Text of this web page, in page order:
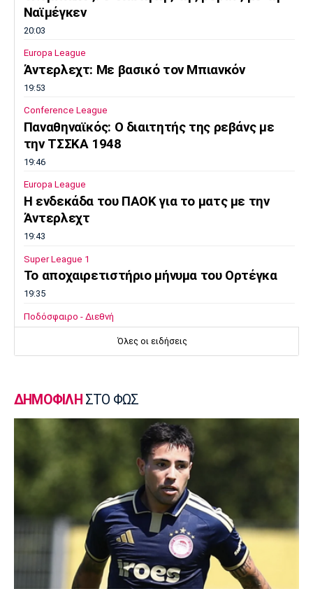
Ναϊμέγκεν
20:03
Europa League
Άντερλεχτ: Με βασικό τον Μπιανκόν
19:53
Conference League
Παναθηναϊκός: Ο διαιτητής της ρεβάνς με
την ΤΣΣΚΑ 1948
19:46
Europa League
Η ενδεκάδα του ΠΑΟΚ για το ματς με την
Άντερλεχτ
19:43
Super League 1
Το αποχαιρετιστήριο μήνυμα του Ορτέγκα
19:35
Ποδόσφαιρο - Διεθνή
Επίσημο! Ο Ορτέγκα στη Ρίβερ Πλέιτ
Ολυμπιακός: Περιμένει τον Έσε
Μακάμπι Τελ Αβίβ: Φιλικά προετοιμασίας με
Ολυμπιακό και Άρη
18:50
Εθνικές Μπάσκετ
Κατσικάρης: «Αν συσπειρωθεί αυτή η Εθνική
μπορούμε να καταφέρουμε πολύ όμορφα
πράγματα»
Όλες οι ειδήσεις
ΔΗΜΟΦΙΛΗ ΣΤΟ ΦΩΣ